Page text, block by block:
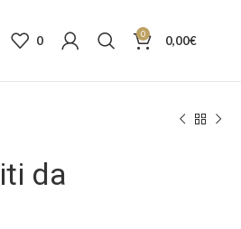
0 0 0,00€
da